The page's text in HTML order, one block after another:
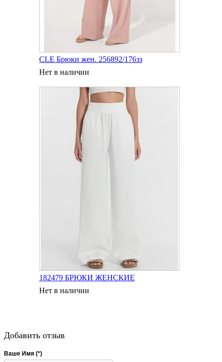
CLE Брюки жен. 256892/176зз
Нет в наличии
182479 БРЮКИ ЖЕНСКИЕ
Нет в наличии
Добавить отзыв
Ваше Имя (*)